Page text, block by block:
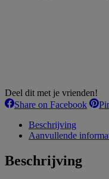
Deel dit met je vrienden!
Share on FacebookShare
Beschrijving
Aanvullende
Beschrijving